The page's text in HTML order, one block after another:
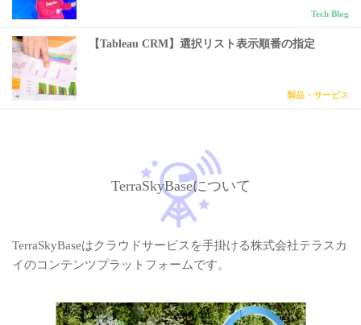
Tech Blog
【Tableau CRM】選択リスト表示順番の指定
製品・サービス
TerraSkyBaseについて
TerraSkyBaseはクラウドサービスを手掛ける株式会社テラスカ
イのコンテンツプラットフォームです。